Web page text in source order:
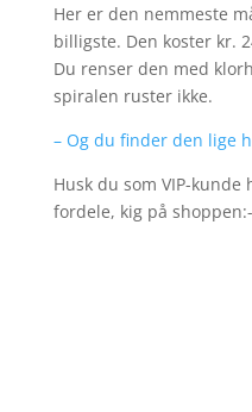
Her er den nemmeste
billigste. Den koster kr.
Du renser den med
spiralen ruster ikke.
– Og du finder den lige
Husk du som VIP-kunde
fordele, kig på